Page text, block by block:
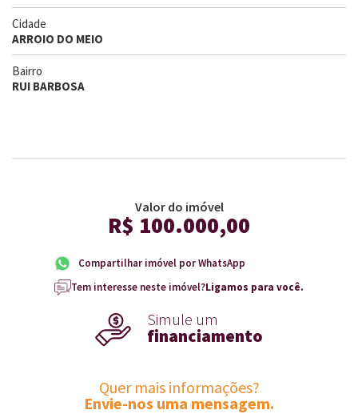
Cidade
ARROIO DO MEIO
Bairro
RUI BARBOSA
Valor do imóvel
R$ 100.000,00
Compartilhar imóvel por WhatsApp
Tem interesse neste imóvel?Ligamos para você.
Simule um
financiamento
Quer mais informações?
Envie-nos uma mensagem.